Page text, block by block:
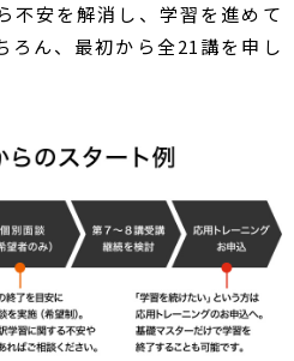
不安を解消し、学習を進めて
ろん、最初から全21講を申し